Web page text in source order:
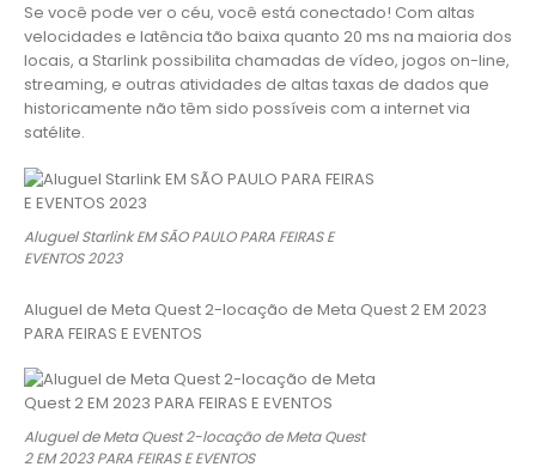
Se você pode ver o céu, você está conectado! Com altas
velocidades e latência tão baixa quanto 20 ms na maioria dos
locais, a Starlink possibilita chamadas de vídeo, jogos on-line,
streaming, e outras atividades de altas taxas de dados que
historicamente não têm sido possíveis com a internet via
satélite.
Aluguel Starlink EM SÃO PAULO PARA FEIRAS E
EVENTOS 2023
Aluguel de Meta Quest 2-locação de Meta Quest 2 EM 2023
PARA FEIRAS E EVENTOS
Aluguel de Meta Quest 2-locação de Meta Quest
2 EM 2023 PARA FEIRAS E EVENTOS